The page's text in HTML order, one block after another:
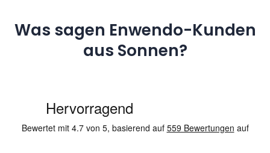
Was sagen Enwendo-Kunden
aus Sonnen?